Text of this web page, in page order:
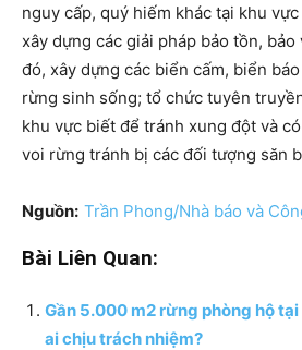
nguy cấp, quý hiếm khác tại khu
xây dựng các giải pháp bảo tồn,
đó, xây dựng các biển cấm, biển
rừng sinh sống; tổ chức tuyên
khu vực biết để tránh xung đột và
voi rừng tránh bị các đối tượng săn
Nguồn: Trần Phong/Nhà báo và
Bài Liên Quan:
Gần 5.000 m2 rừng phòng hộ
ai chịu trách nhiệm?